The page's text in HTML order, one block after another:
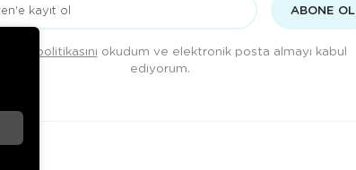
ABONE OL
Gizlilik politikasını okudum ve elektronik posta almayı kabul
ediyorum.